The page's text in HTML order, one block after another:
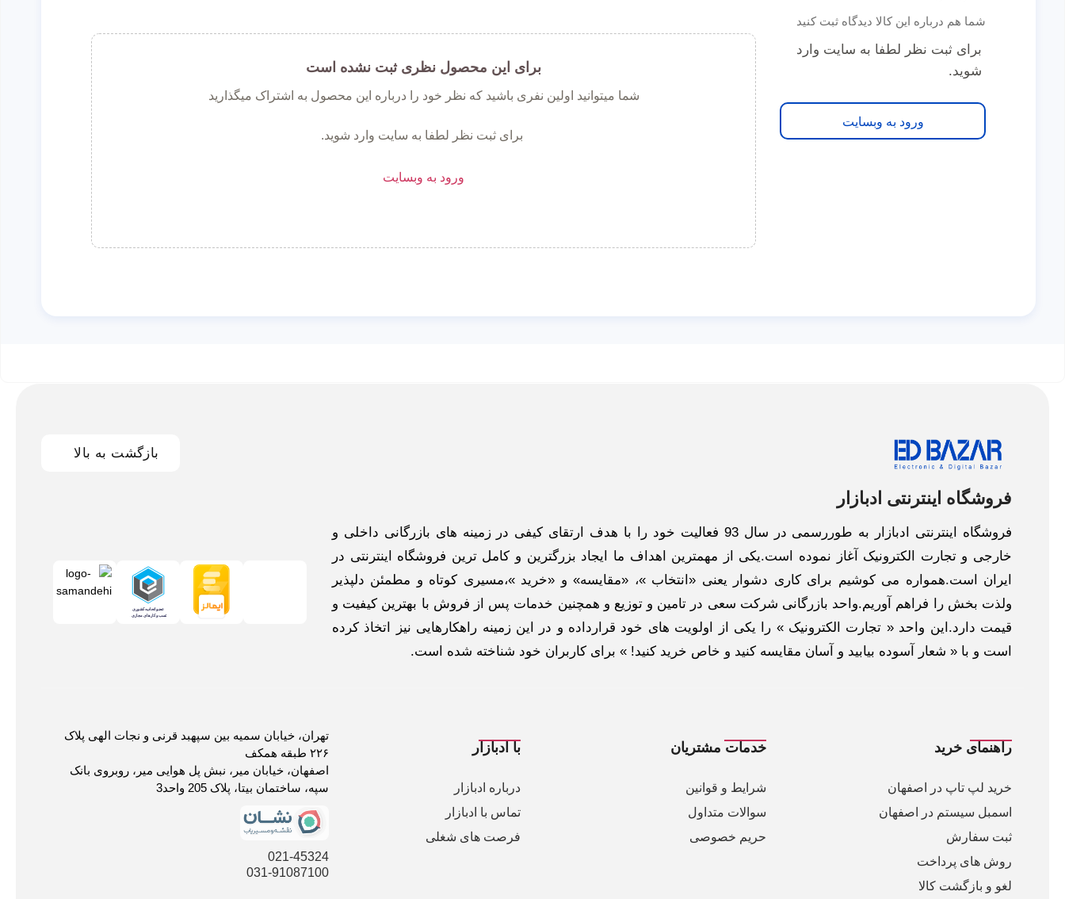
شما هم درباره این کالا دیدگاه ثبت کنید
برای ثبت نظر لطفا به سایت وارد
شوید.
ورود به وبسایت
برای این محصول نظری ثبت نشده است
شما میتوانید اولین نفری باشید که نظر خود را درباره این محصول به اشتراک میگذارید
برای ثبت نظر لطفا به سایت وارد شوید.
ورود به وبسایت
بازگشت به بالا
فروشگاه اینترنتی ادبازار
فروشگاه اینترنتی ادبازار به طوررسمی در سال 93 فعالیت خود را با هدف ارتقای کیفی در زمینه های بازرگانی داخلی و
خارجی و تجارت الکترونیک آغاز نموده است.یکی از مهمترین اهداف ما ایجاد بزرگترین و کامل ترین فروشگاه اینترنتی در
ایران است.همواره می کوشیم برای کاری دشوار یعنی «انتخاب »، «مقایسه» و «خرید »،مسیری کوتاه و مطمئن دلپذیر
ولذت بخش را فراهم آوریم.واحد بازرگانی شرکت سعی در تامین و توزیع و همچنین خدمات پس از فروش با بهترین کیفیت و
قیمت دارد.این واحد « تجارت الکترونیک » را یکی از اولویت های خود قرارداده و در این زمینه راهکارهایی نیز اتخاذ کرده
است و با « شعار آسوده بیابید و آسان مقایسه کنید و خاص خرید کنید! » برای کاربران خود شناخته شده است.
راهنمای خرید
خرید لپ تاپ در اصفهان
اسمبل سیستم در اصفهان
ثبت سفارش
روش های پرداخت
لغو و بازگشت کالا
خدمات مشتریان
شرایط و قوانین
سوالات متداول
حریم خصوصی
با ادبازار
درباره ادبازار
تماس با ادبازار
فرصت های شغلی
تهران، خیابان سمیه بین سپهبد قرنی و نجات الهی پلاک
۲۲۶ طبقه همکف
اصفهان، خیابان میر، نبش پل هوایی میر، روبروی بانک
سپه، ساختمان بیتا، پلاک 205 واحد3
021-45324
031-91087100